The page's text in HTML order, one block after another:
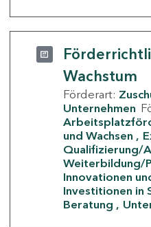
Wachstum
Förderart:
Unternehmen
und Wachsen
Qualifizierung/
Weiterbildung/
Innovationen
Investitionen in
Beratung